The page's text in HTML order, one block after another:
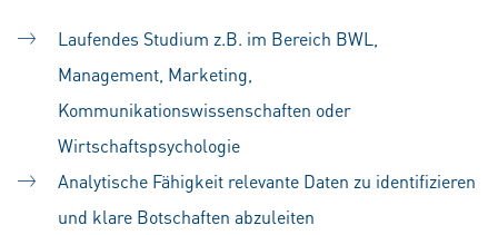
Laufendes Studium z.B. im Bereich BWL,
Management, Marketing,
Kommunikationswissenschaften oder
Wirtschaftspsychologie
Analytische Fähigkeit relevante Daten zu identifizieren
und klare Botschaften abzuleiten